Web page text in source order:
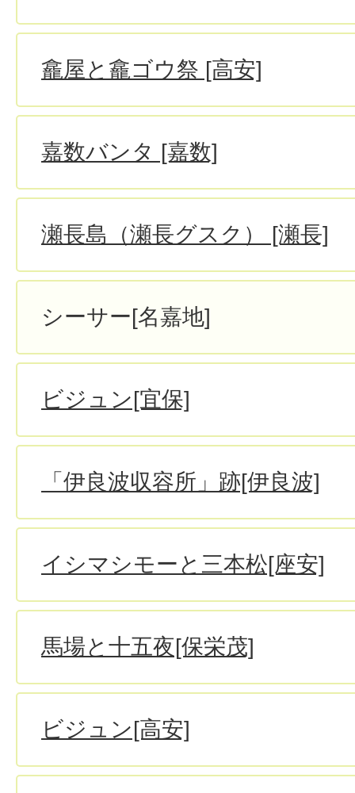
龕屋と龕ゴウ祭 [高安]
嘉数バンタ [嘉数]
瀬長島（瀬長グスク） [瀬長]
シーサー[名嘉地]
ビジュン[宜保]
「伊良波収容所」跡[伊良波]
イシマシモーと三本松[座安]
馬場と十五夜[保栄茂]
ビジュン[高安]